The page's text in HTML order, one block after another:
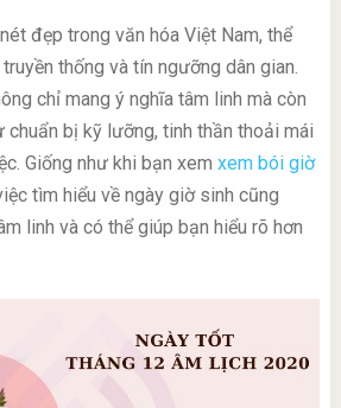
đẹp trong văn hóa Việt Nam, thể
thống và tín ngưỡng dân gian.
chỉ mang ý nghĩa tâm linh mà còn
bị kỹ lưỡng, tinh thần thoải mái
Giống như khi bạn xem xem bói giờ
tìm hiểu về ngày giờ sinh cũng
linh và có thể giúp bạn hiểu rõ hơn